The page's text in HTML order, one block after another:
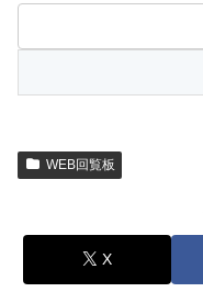
WEB回覧板
X